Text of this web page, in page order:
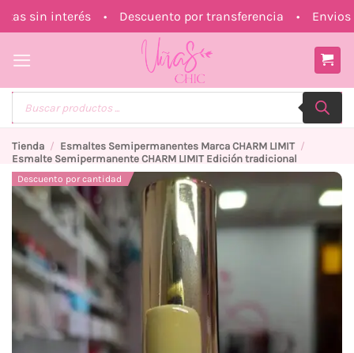
al
sin interés • Descuento por transferencia • Envios a
Búsqueda
Tienda / Esmaltes Semipermanentes Marca CHARM LIMIT /
Esmalte Semipermanente CHARM LIMIT Edición tradicional
Descuento por cantidad